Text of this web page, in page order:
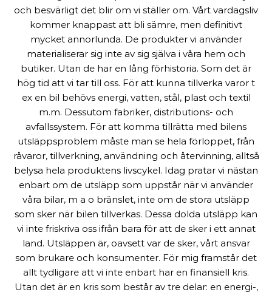
och besvärligt det blir om vi ställer om. Vårt vardagsliv
kommer knappast att bli sämre, men definitivt
mycket annorlunda. De produkter vi använder
materialiserar sig inte av sig själva i våra hem och
butiker. Utan de har en lång förhistoria. Som det är
hög tid att vi tar till oss. För att kunna tillverka varor t
ex en bil behövs energi, vatten, stål, plast och textil
m.m. Dessutom fabriker, distributions- och
avfallssystem. För att komma tillrätta med bilens
utsläppsproblem måste man se hela förloppet, från
råvaror, tillverkning, användning och återvinning, alltså
belysa hela produktens livscykel. Idag pratar vi nästan
enbart om de utsläpp som uppstår när vi använder
våra bilar, m a o bränslet, inte om de stora utsläpp
som sker när bilen tillverkas. Dessa dolda utsläpp kan
vi inte friskriva oss ifrån bara för att de sker i ett annat
land. Utsläppen är, oavsett var de sker, vårt ansvar
som brukare och konsumenter. För mig framstår det
allt tydligare att vi inte enbart har en finansiell kris.
Utan det är en kris som består av tre delar: en energi-,